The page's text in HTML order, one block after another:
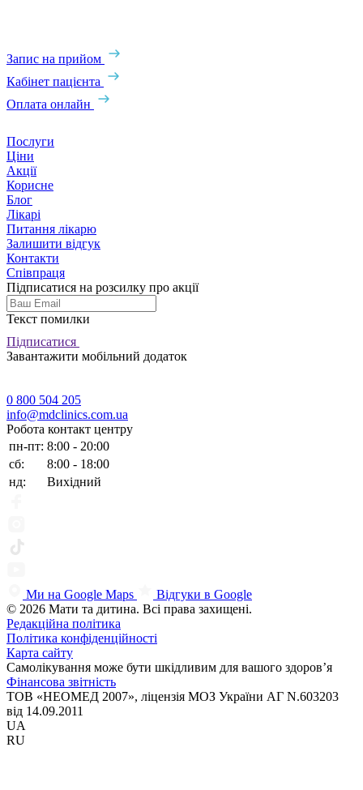
Запис на прийом
Кабінет пацієнта
Оплата онлайн
Послуги
Ціни
Акції
Корисне
Блог
Лікарі
Питання лікарю
Залишити відгук
Контакти
Співпраця
Підписатися на розсилку про акції
Текст помилки
Підписатися
Завантажити мобільний додаток
0 800 504 205
info@mdclinics.com.ua
Робота контакт центру
пн-пт: 8:00 - 20:00
сб:
8:00 - 18:00
нд:
Вихідний
Ми на Google Maps
Відгуки в Google
© 2026 Мати та дитина. Всі права захищені.
Редакційна політика
Політика конфіденційності
Карта сайту
Самолікування може бути шкідливим для вашого здоров’я
Фінансова звітність
ТОВ «НЕОМЕД 2007», ліцензія МОЗ України АГ N.603203
від 14.09.2011
UA
RU